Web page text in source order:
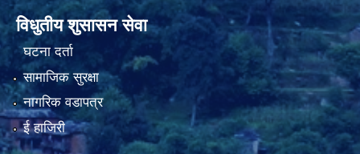
विधुतीय शुसासन सेवा
घटना दर्ता
सामाजिक सुरक्षा
नागरिक वडापत्र
ई हाजिरी